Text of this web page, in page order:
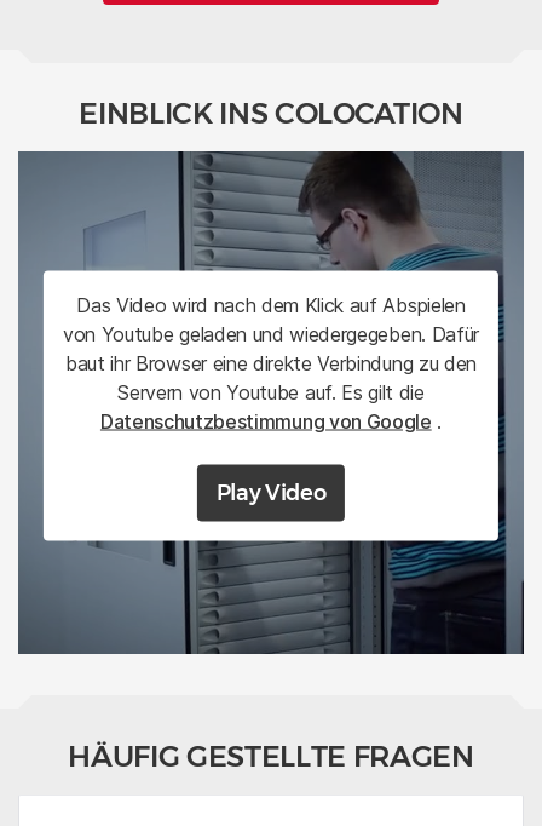
EINBLICK INS COLOCATION
Das Video wird nach dem Klick auf Abspielen
von Youtube geladen und wiedergegeben. Dafür
baut ihr Browser eine direkte Verbindung zu den
Servern von Youtube auf. Es gilt die
Datenschutzbestimmung von Google .
Play Video
HÄUFIG GESTELLTE FRAGEN